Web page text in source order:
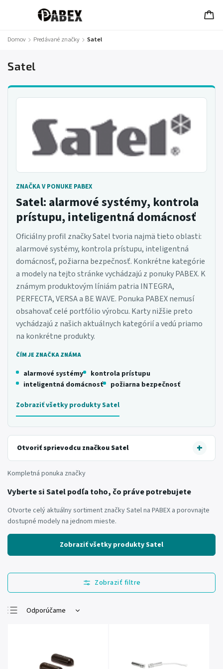
Domov / Predávané značky / Satel
Satel
ZNAČKA V PONUKE PABEX
Satel: alarmové systémy, kontrola
prístupu, inteligentná domácnosť
Oficiálny profil značky Satel tvoria najmä tieto oblasti:
alarmové systémy, kontrola prístupu, inteligentná
domácnosť, požiarna bezpečnosť. Konkrétne kategórie
a modely na tejto stránke vychádzajú z ponuky PABEX. K
známym produktovým líniám patria INTEGRA,
PERFECTA, VERSA a BE WAVE. Ponuka PABEX nemusí
obsahovať celé portfólio výrobcu. Karty nižšie preto
vychádzajú z našich aktuálnych kategórií a vedú priamo
na konkrétne produkty.
ČÍM JE ZNAČKA ZNÁMA
alarmové systémy
kontrola prístupu
inteligentná domácnosť
požiarna bezpečnosť
Zobraziť všetky produkty Satel
Otvoriť sprievodcu značkou Satel
Kompletná ponuka značky
Vyberte si Satel podľa toho, čo práve potrebujete
Otvorte celý aktuálny sortiment značky Satel na PABEX a porovnajte
dostupné modely na jednom mieste.
Zobraziť všetky produkty Satel
Odporúčame
Najpredávanejšie